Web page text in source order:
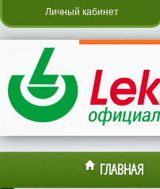
Личный кабинет
ГЛАВНАЯ